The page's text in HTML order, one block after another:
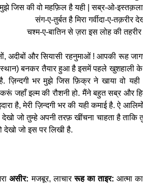
जिस की वो महफ़िल है यही | सब्र-ओ-
संग-ए-तुर्बत है मिरा गर्वीदा-ए-तक़रीर
चश्म-ए-बातिन से ज़रा इस लोह की
अदीबों और सियासी रहनुमाओं ! आपकी रूह
संस्थान) बनकर तैयार हुआ है इसमें पहले
ज़िन्दगी भर मुझे जिस फ़िक्र ने खाया वो
जहाँ इल्म की रौशनी हो. मैंने बहुत सब्र और
है, मेरी ज़िन्दगी भर की यही कमाई है. ऐ
जो तुम्हे अपनी तरफ़ खींचना चाहता है
जो इस पर लिखी है.
असीर: मजबूर, लाचाररूह का ताइर: आत्मा